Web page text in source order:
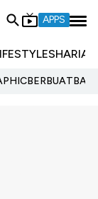
APPS
SHARIA